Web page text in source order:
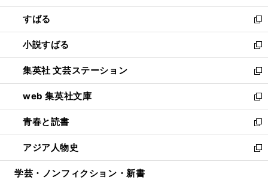
開
く
ウ
で
開
く
ン
ド
ウ
で
開
く
すばる
新
し
い
ウ
ィ
ン
ド
ウ
で
開
く
小説すばる
新
し
い
ウ
ィ
ン
ド
ウ
で
開
集英社 文芸ステーション
新
し
い
ウ
ィ
ン
ド
ウ
web 集英社文庫
新
し
い
ウ
ィ
ン
青春と読書
新
し
い
ウ
アジア人物史
新
し
学芸・ノンフィクション・新書